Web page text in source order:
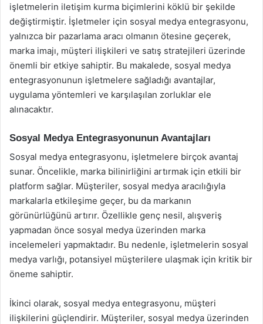
işletmelerin iletişim kurma biçimlerini köklü bir şekilde
değiştirmiştir. İşletmeler için sosyal medya entegrasyonu,
yalnızca bir pazarlama aracı olmanın ötesine geçerek,
marka imajı, müşteri ilişkileri ve satış stratejileri üzerinde
önemli bir etkiye sahiptir. Bu makalede, sosyal medya
entegrasyonunun işletmelere sağladığı avantajlar,
uygulama yöntemleri ve karşılaşılan zorluklar ele
alınacaktır.
Sosyal Medya Entegrasyonunun Avantajları
Sosyal medya entegrasyonu, işletmelere birçok avantaj
sunar. Öncelikle, marka bilinirliğini artırmak için etkili bir
platform sağlar. Müşteriler, sosyal medya aracılığıyla
markalarla etkileşime geçer, bu da markanın
görünürlüğünü artırır. Özellikle genç nesil, alışveriş
yapmadan önce sosyal medya üzerinden marka
incelemeleri yapmaktadır. Bu nedenle, işletmelerin sosyal
medya varlığı, potansiyel müşterilere ulaşmak için kritik bir
öneme sahiptir.
İkinci olarak, sosyal medya entegrasyonu, müşteri
ilişkilerini güçlendirir. Müşteriler, sosyal medya üzerinden